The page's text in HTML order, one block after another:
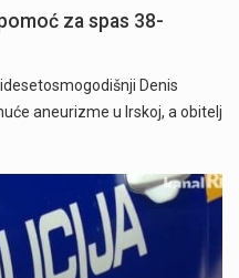
za spas 38-
Denis
aneurizme u Irskoj, a obitelj